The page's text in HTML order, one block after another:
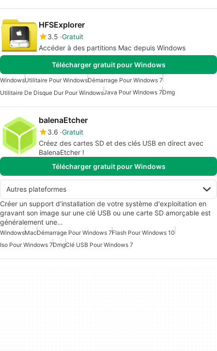
HFSExplorer
3.5 Gratuit
Accéder à des partitions Mac depuis Windows
Télécharger gratuit pour Windows
WindowsUtilitaire Pour WindowsDémarrage Pour Windows 7
Utilitaire De Disque Dur Pour WindowsJava Pour Windows 7Dmg
balenaEtcher
3.6 Gratuit
Créez des cartes SD et des clés USB en direct avec
BalenaEtcher !
Télécharger gratuit pour Windows
Autres plateformes
Créer un support d'installation de votre système d'exploitation en
gravant son image sur une clé USB ou une carte SD amorçable est
généralement une…
WindowsMacDémarrage Pour Windows 7Flash Pour Windows 10
Iso Pour Windows 7DmgClé USB Pour Windows 7